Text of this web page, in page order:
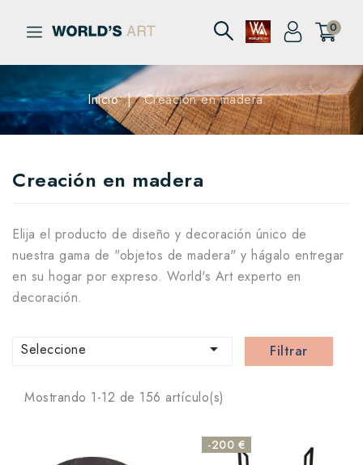
0
Inicio Creación en madera
Creación en madera
Elija el producto de diseño y decoración único de
nuestra gama de "objetos de madera" y hágalo entregar
en su hogar por expreso. World's Art experto en
decoración.
Seleccione  Filtrar
Mostrando 1-12 de 156 artículo(s)
-200 €